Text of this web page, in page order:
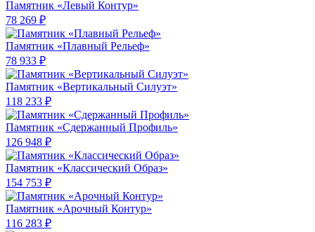
Памятник «Левый Контур»
78 269 ₽
Памятник «Плавный Рельеф»
78 933 ₽
Памятник «Вертикальный Силуэт»
118 233 ₽
Памятник «Сдержанный Профиль»
126 948 ₽
Памятник «Классический Образ»
154 753 ₽
Памятник «Арочный Контур»
116 283 ₽